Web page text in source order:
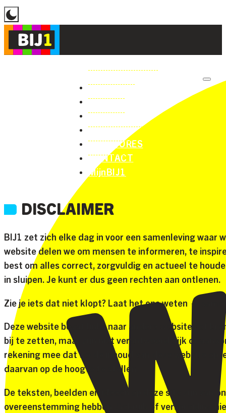
STANDPUNTEN
OVER ONS
LOKAAL
NIEUWS
VACATURES
CONTACT
MijnBIJ1
DISCLAIMER
BIJ1 zet zich elke dag in voor een samenleving waar
website delen we om mensen te informeren, te
best om alles correct, zorgvuldig en actueel te
in sluipen. Je kunt er dus geen rechten aan ontlenen.
Zie je iets dat niet klopt? Laat het ons weten —
Deze website bevat links naar andere websites of
bij te zetten, maar zijn niet verantwoordelijk of
rekening mee dat we de inhoud van deze website op
daarvan op de hoogte te stellen.
De teksten, beelden en ideeën op deze site zijn van
overeenstemming hebben. Gebruik of verspreiding